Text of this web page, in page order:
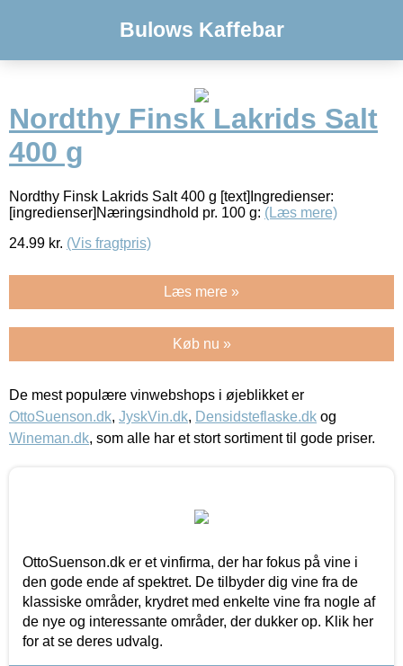
Bulows Kaffebar
Nordthy Finsk Lakrids Salt
400 g
Nordthy Finsk Lakrids Salt 400 g [text]Ingredienser:
[ingredienser]Næringsindhold pr. 100 g: (Læs mere)
24.99 kr. (Vis fragtpris)
Læs mere »
Køb nu »
De mest populære vinwebshops i øjeblikket er
OttoSuenson.dk, JyskVin.dk, Densidsteflaske.dk og
Wineman.dk, som alle har et stort sortiment til gode priser.
OttoSuenson.dk er et vinfirma, der har fokus på vine i
den gode ende af spektret. De tilbyder dig vine fra de
klassiske områder, krydret med enkelte vine fra nogle af
de nye og interessante områder, der dukker op. Klik her
for at se deres udvalg.